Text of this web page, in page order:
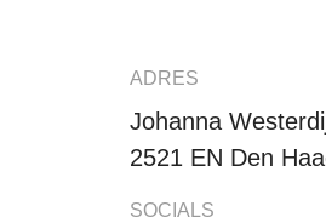
ADRES
Johanna
2521 EN Den
SOCIALS